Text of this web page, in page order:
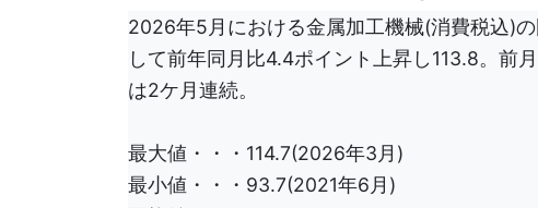
2026年5月における金属加工機械(消費税込)
して前年同月比4.4ポイント上昇し113.8。前
は2ケ月連続。
最大値・・・114.7(2026年3月)
最小値・・・93.7(2021年6月)